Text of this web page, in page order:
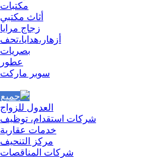
مكتبات
أثاث مكتبي
زجاج مرايا
أزهار،هدايا،تحف
بصريات
عطور
سوبر ماركت
العدول للزواج
شركات استقدام، توظيف
خدمات عقارية
مركز التنحيف
شركات المناقصات